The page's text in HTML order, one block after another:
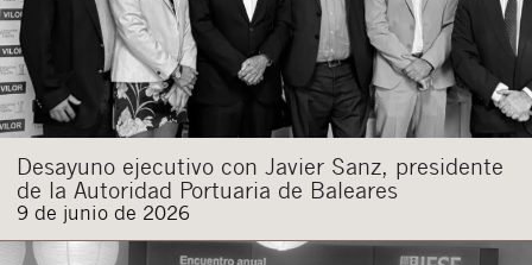
Desayuno ejecutivo con Javier Sanz, presidente
de la Autoridad Portuaria de Baleares
9 de junio de 2026